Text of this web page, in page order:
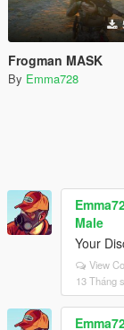
Frogman MASK
By Emma728
Male
Your
View
13 Tháng